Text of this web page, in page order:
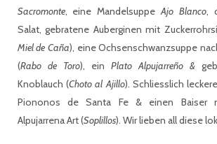
Sacromonte, eine MandelsuppeAjo Blanco,
Salat, gebratene Auberginen mit
Miel de Caña), eine Ochsenschwanzsuppe
(Rabo de Toro), ein Plato Alpujarreño &
Knoblauch (Choto al Ajillo). Schliesslich
Piononos de Santa Fe & einen Baiser
Alpujarrena Art (Soplillos). Wir lieben all diese